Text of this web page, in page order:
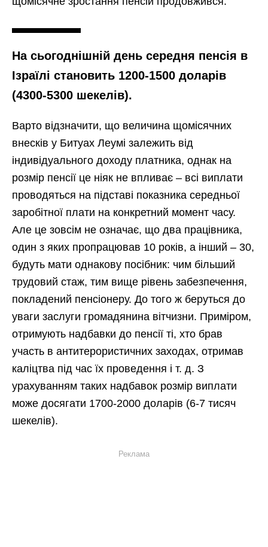
На сьогоднішній день середня пенсія в
Ізраїлі становить 1200-1500 доларів
(4300-5300 шекелів).
Варто відзначити, що величина щомісячних
внесків у Битуах Леумі залежить від
індивідуального доходу платника, однак на
розмір пенсії це ніяк не впливає – всі виплати
проводяться на підставі показника середньої
заробітної плати на конкретний момент часу.
Але це зовсім не означає, що два працівника,
один з яких пропрацював 10 років, а інший – 30,
будуть мати однакову посібник: чим більший
трудовий стаж, тим вище рівень забезпечення,
покладений пенсіонеру. До того ж беруться до
уваги заслуги громадянина вітчизни. Приміром,
отримують надбавки до пенсії ті, хто брав
участь в антитерористичних заходах, отримав
каліцтва під час їх проведення і т. д. З
урахуванням таких надбавок розмір виплати
може досягати 1700-2000 доларів (6-7 тисяч
шекелів).
Реклама